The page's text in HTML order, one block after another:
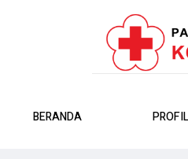
BERANDA PROFIL